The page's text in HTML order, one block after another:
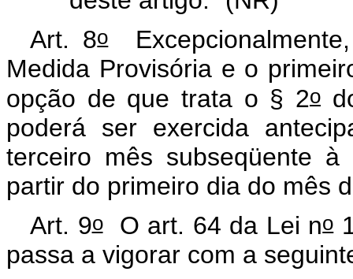
Art. 8o
Medida Provisória e o
opção de que trata o § 2o
poderá ser exercida
terceiro mês subseqüente
partir do primeiro dia do mês
Art. 9oO art. 64 da Lei no
passa a vigorar com a